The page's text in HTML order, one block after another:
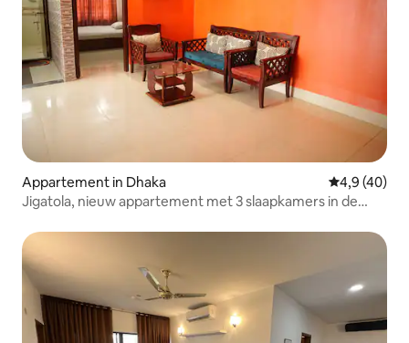
Appartement in Dhaka
4,9 (40)
Jigatola, nieuw appartement met 3 slaapkamers in de